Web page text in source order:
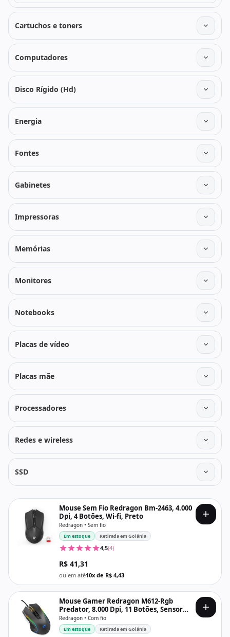
Cartuchos e toners
Computadores
Disco Rígido (Hd)
Energia
Fontes
Gabinetes
Impressoras
Memórias
Monitores
Notebooks
Placas de vídeo
Placas mãe
Processadores
Redes e wireless
SSD
Mouse Sem Fio Redragon Bm-2463, 4.000
Dpi, 4 Botões, Wi-fi, Preto
Redragon • Sem fio
Em estoque Retirada em Goiânia
4,5(4)
R$ 41,31
ou em até10x de R$ 4,43
Mouse Gamer Redragon M612-Rgb
Predator, 8.000 Dpi, 11 Botões, Sensor
Paw3104, Usb, Preto
Redragon • Com fio
Em estoque Retirada em Goiânia